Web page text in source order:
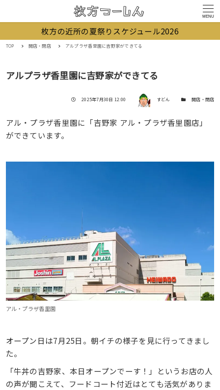
MENU
枚方の近所の夏祭りスケジュール2026
TOP 開店・閉店 アルプラザ香里園に吉野家ができてる
アルプラザ香里園に吉野家ができてる
投稿日
2025年7月30日 12:00 著者 すどん カテゴリー開店・閉店
アル・プラザ香里園に「吉野家 アル・プラザ香里園店」
ができています。
アル・プラザ香里園
オープン日は7月25日。朝イチの様子を見に行ってきまし
た。
「牛丼の吉野家、本日オープンでーす！」というお店の人
の声が聞こえて、フードコート付近はとても活気がありま